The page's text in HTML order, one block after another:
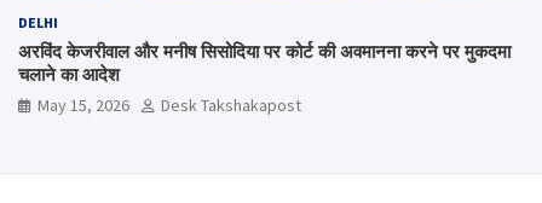
DELHI
अरविंद केजरीवाल और मनीष सिसोदिया पर कोर्ट की अवमानना करने पर मुकदमा
चलाने का आदेश
May 15, 2026 Desk Takshakapost